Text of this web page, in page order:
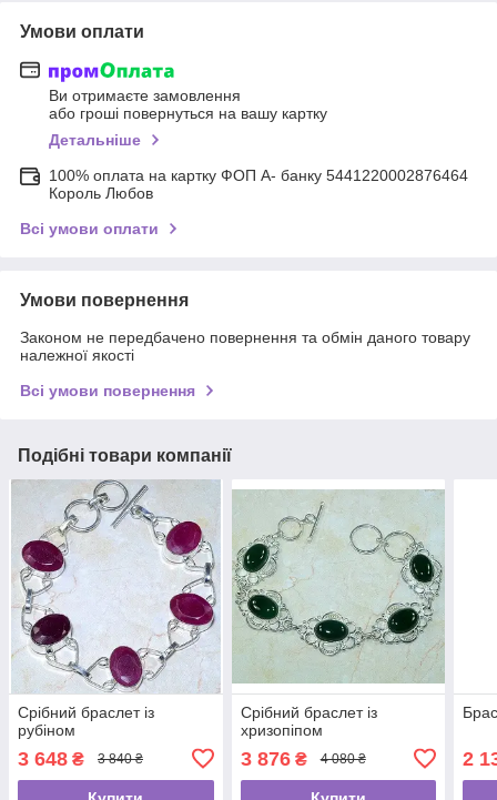
Умови оплати
Ви отримаєте замовлення
або гроші повернуться на вашу картку
Детальніше
100% оплата на картку ФОП А- банку 5441220002876464
Король Любов
Всі умови оплати
Умови повернення
Законом не передбачено повернення та обмін даного товару
належної якості
Всі умови повернення
Подібні товари компанії
Срібний браслет із
рубіном
3 648 ₴ 3 840 ₴
Срібний браслет із
хризопіпом
3 876₴ 4 080 ₴ 2